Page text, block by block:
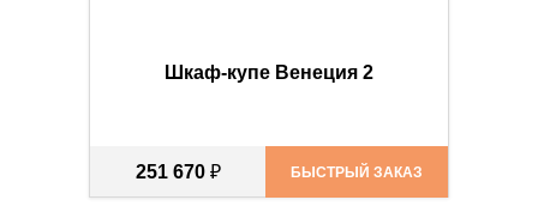
Шкаф-купе Венеция 2
251 670 ₽ БЫСТРЫЙ ЗАКАЗ